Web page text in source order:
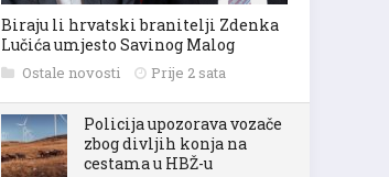
Biraju li hrvatski branitelji Zdenka
Lučića umjesto Savinog Malog
Ostale novosti Prije 2 sata
Policija upozorava vozače
zbog divljih konja na
cestama u HBŽ-u